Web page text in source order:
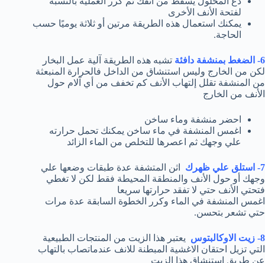
لفتحة الأنف الأخرى
يمكنك استعمال هذه الطريقة مرتين أو ثلاثة يوميًا حسب
الحاجة.
6- الضغط بمنشفة دافئة
تشبه هذه الطريقة آلية عمل البخار
لكن من الخارج وليس استنشاق من الداخل فالحرارة المنبعثة
من المنشفة تقلل إلتهاب الأنف كم تخفف من أي آلام حول
الأنف من الخارج
احضر منشفة وماء ساخن
اغمس المنشفة في ماء ساخن يمكنك تحمل حرارته
علي وجهك ثم اعصرها للتخلص من الماء الزائد
7- استلق علي ظهرك
اثن المتشفة عدة طبقات وضعها علي
وجهك أو حول الأنف والمنطقة المحيطة فقط لكن لا تغطي
فتحتي الأنف حتي لا تفقد حرارتها سريعا
اغمس المنشفة في الماء وكرر الخطوة السابقة عدة مرات
حتي تشعر بتحسن.
8- زيت الاوكالبتوس
يعتبر هذا الزيت من المنتجات الطبيعية
التي تزيل احتقان الاغشية المبطنة للانف عندماتصاب بالتهاب
عن طريق استنشاق هذا الزيت